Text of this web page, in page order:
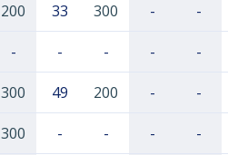
200 33 300 - -
- - - - -
300 49 200 - -
300 - - - -